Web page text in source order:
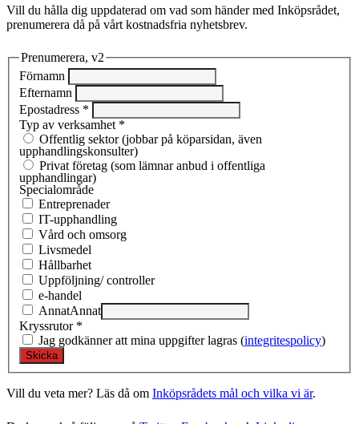
Vill du hålla dig uppdaterad om vad som händer med Inköpsrådet,
prenumerera då på vårt kostnadsfria nyhetsbrev.
Prenumerera, v2
Förnamn
Efternamn
Epostadress *
Typ av verksamhet *
Offentlig sektor (jobbar på köparsidan, även
upphandlingskonsulter)
Privat företag (som lämnar anbud i offentliga
upphandlingar)
Specialområde
Entreprenad­er
IT-upphandling
Vård och omsorg
Livsmedel
Hållbarhet
Uppföljning/ controller
e-handel
AnnatAnnat
Kryssrutor *
Jag godkänner att mina uppgifter lagras (integritespolicy)
Vill du veta mer? Läs då om Inköpsrådets mål och vilka vi är.